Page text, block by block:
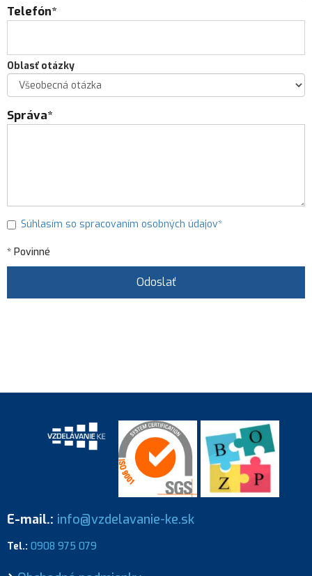
Telefón*
Oblasť otázky
Správa*
Súhlasím so spracovaním osobných údajov*
* Povinné
Odoslať
E-mail.: info@vzdelavanie-ke.sk
Tel.: 0908 975 079